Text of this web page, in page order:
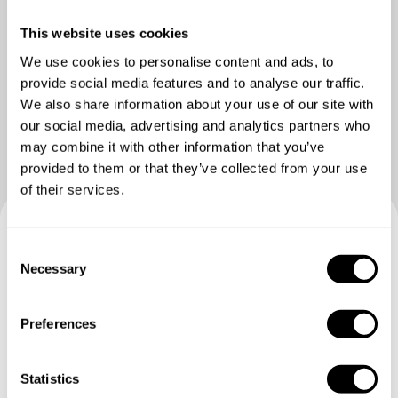
This website uses cookies
We use cookies to personalise content and ads, to
provide social media features and to analyse our traffic.
We also share information about your use of our site with
our social media, advertising and analytics partners who
may combine it with other information that you’ve
provided to them or that they’ve collected from your use
of their services.
Necessary
Preferences
Statistics
Ver mais fotos
Reserve sua experiência com
Especifique os detalhes de suas solicitações e nossos